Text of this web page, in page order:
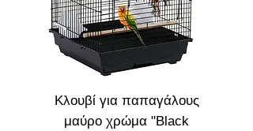
Κλουβί για παπαγάλους
μαύρο χρώμα "Black